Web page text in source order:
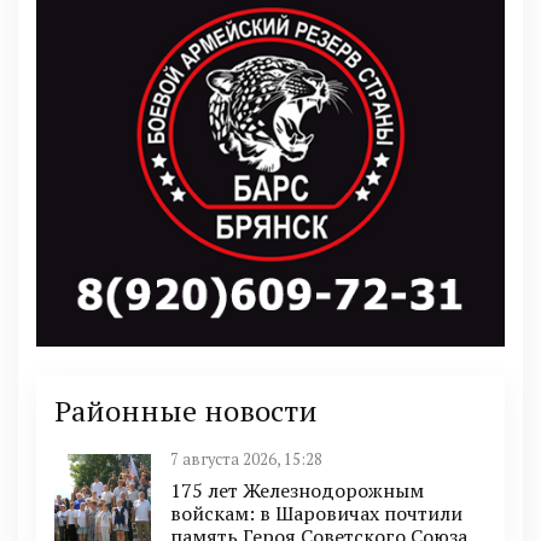
Районные новости
7 августа 2026, 15:28
175 лет Железнодорожным
войскам: в Шаровичах почтили